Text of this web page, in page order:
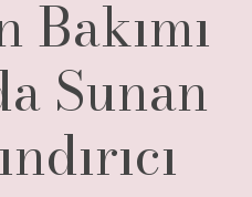
Bakımı
Sunan